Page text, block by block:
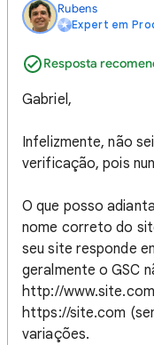
Rubens
Expert em
Resposta
Gabriel,
Infelizmente, não
verificação, pois
O que posso
nome correto do
seu site responde
geralmente o GSC
http://
https://site.com
variações.